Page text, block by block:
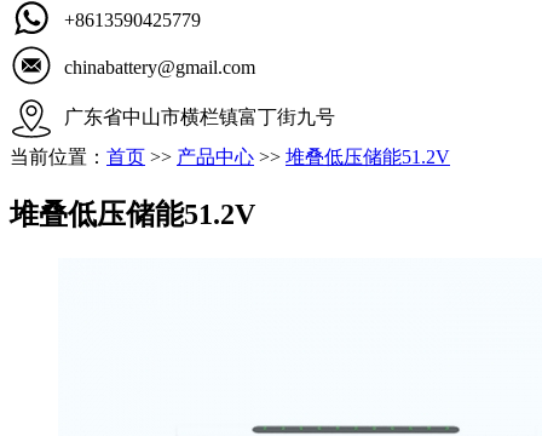
+8613590425779
chinabattery@gmail.com
广东省中山市横栏镇富丁街九号
当前位置： 首页 >> 产品中心 >> 堆叠低压储能51.2V
堆叠低压储能51.2V